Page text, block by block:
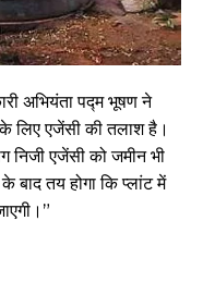
अभियंता पद्म भूषण ने
के लिए एजेंसी की तलाश है।
निजी एजेंसी को जमीन भी
तय होगा कि प्लांट में